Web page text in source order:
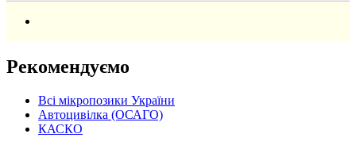
Рекомендуємо
Всі мікропозики України
Автоцивілка (ОСАГО)
КАСКО